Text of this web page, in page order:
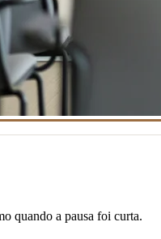
quando a pausa foi curta.